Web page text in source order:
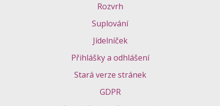
Rozvrh
Suplování
Jídelníček
Přihlášky a odhlášení
Stará verze stránek
GDPR